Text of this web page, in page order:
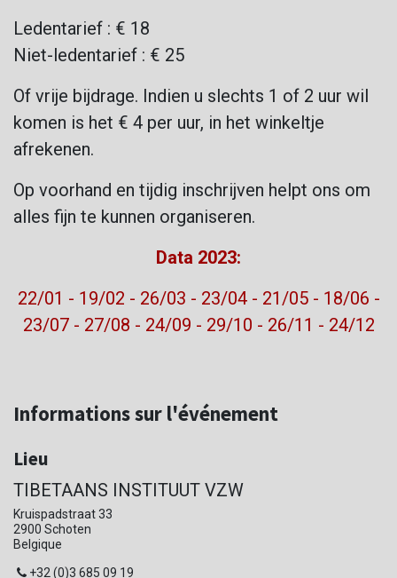
Ledentarief : € 18
Niet-ledentarief : € 25
Of vrije bijdrage. Indien u slechts 1 of 2 uur wil
komen is het € 4 per uur, in het winkeltje
afrekenen.
Op voorhand en tijdig inschrijven helpt ons om
alles fijn te kunnen organiseren.
Data 2023:
22/01 - 19/02 - 26/03 - 23/04 - 21/05 - 18/06 -
23/07 - 27/08 - 24/09 - 29/10 - 26/11 - 24/12
Informations sur l'événement
Lieu
TIBETAANS INSTITUUT VZW
Kruispadstraat 33
2900 Schoten
Belgique
+32 (0)3 685 09 19